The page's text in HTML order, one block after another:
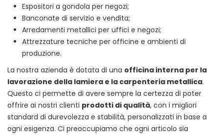
Espositori a gondola per negozi;
Banconate di servizio e vendita;
Arredamenti metallici per uffici e negozi;
Attrezzature tecniche per officine e ambienti di
produzione.
La nostra azienda è dotata di una officina interna per la
lavorazione della lamiera e la carpenteria metallica.
Questo ci permette di avere sempre la certezza di poter
offrire ai nostri clienti prodotti di qualità, con i migliori
standard di durevolezza e stabilità, personalizzati in base a
ogni esigenza. Ci preoccupiamo che ogni articolo sia